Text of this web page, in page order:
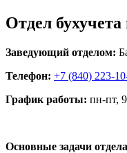
Отдел
Заведующий отделом:
Телефон: +7 (840) 223-
График работы: пн-пт,
Основные задачи отдела